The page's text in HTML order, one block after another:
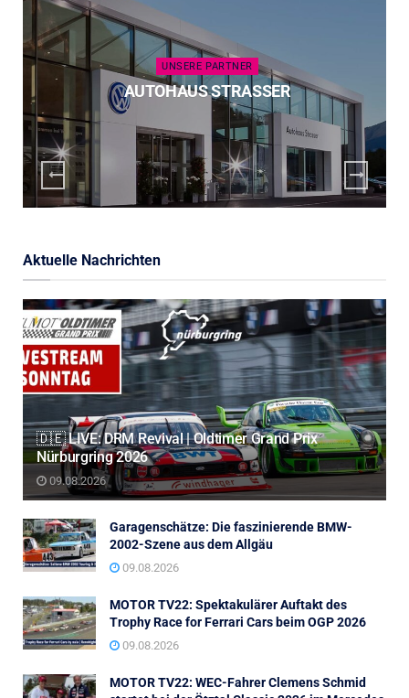
UNSERE PARTNER
AUTOHAUS STRASSER
Aktuelle Nachrichten
🇩🇪 LIVE: DRM Revival | Oldtimer Grand Prix
Nürburgring 2026
09.08.2026
Garagenschätze: Die faszinierende BMW-
2002-Szene aus dem Allgäu
09.08.2026
MOTOR TV22: Spektakulärer Auftakt des
Trophy Race for Ferrari Cars beim OGP 2026
09.08.2026
MOTOR TV22: WEC-Fahrer Clemens Schmid